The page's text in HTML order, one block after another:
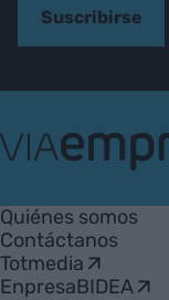
Suscribirse
Empresa
Quiénes somos
Contáctanos
Totmedia
EnpresaBIDEA